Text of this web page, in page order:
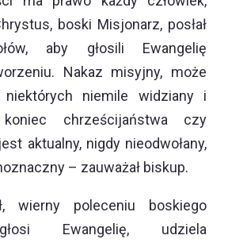
boski Misjonarz, posłał
aby głosili Ewangelię
Nakaz misyjny, może
niemile widziany i
koniec chrześcijaństwa czy
aktualny, nigdy nieodwołany,
– zauważał biskup.
wierny poleceniu boskiego
Ewangelię, udziela